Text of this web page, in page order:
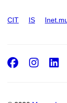
CIT IS